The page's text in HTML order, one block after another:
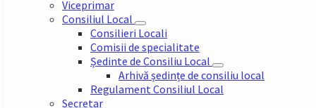
Viceprimar
Consiliul Local
Consilieri Locali
Comisii de specialitate
Ședinte de Consiliu Local
Arhivă ședințe de consiliu local
Regulament Consiliul Local
Secretar